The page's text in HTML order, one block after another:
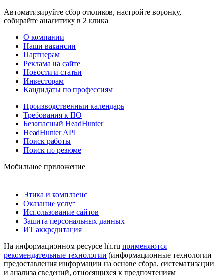
Автоматизируйте сбор откликов, настройте воронку,
собирайте аналитику в 2 клика
О компании
Наши вакансии
Партнерам
Реклама на сайте
Новости и статьи
Инвесторам
Кандидаты по профессиям
Производственный календарь
Требования к ПО
Безопасный HeadHunter
HeadHunter API
Поиск работы
Поиск по резюме
Мобильное приложение
Этика и комплаенс
Оказание услуг
Использование сайтов
Защита персональных данных
ИТ аккредитация
На информационном ресурсе hh.ru применяются
рекомендательные технологии (информационные технологии
предоставления информации на основе сбора, систематизации
и анализа сведений, относящихся к предпочтениям